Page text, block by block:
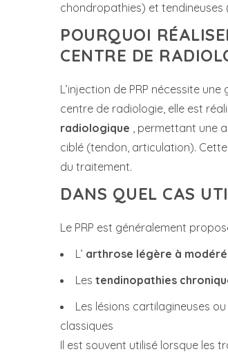
chondropathies) et tendineuses
POURQUOI
CENTRE DE
L’injection de PRP nécessite
centre de radiologie, elle est
radiologique , permettant une
ciblé (tendon, articulation).
du traitement.
DANS QUEL CAS
Le PRP est généralement
L’ arthrose légère à
Les tendinopathies
Les lésions cartilagineuses
classiques
Il est souvent utilisé lorsque les